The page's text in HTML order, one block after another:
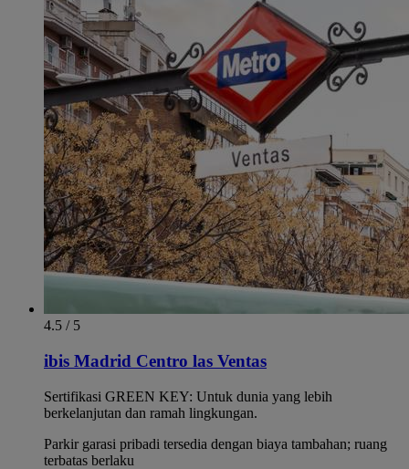
4.5 / 5
ibis Madrid Centro las Ventas
Sertifikasi GREEN KEY: Untuk dunia yang lebih
berkelanjutan dan ramah lingkungan.
Parkir garasi pribadi tersedia dengan biaya tambahan; ruang
terbatas berlaku